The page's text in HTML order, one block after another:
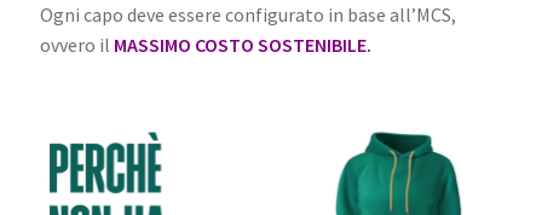
Ogni capo deve essere configurato in base all’MCS,
ovvero il MASSIMO COSTO SOSTENIBILE.